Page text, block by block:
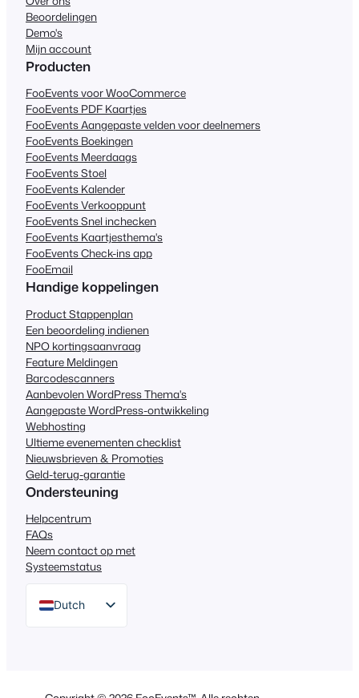
Beoordelingen
Demo's
Mijn account
Producten
FooEvents voor WooCommerce
FooEvents PDF Kaartjes
FooEvents Aangepaste velden voor deelnemers
FooEvents Boekingen
FooEvents Meerdaags
FooEvents Stoel
FooEvents Kalender
FooEvents Verkooppunt
FooEvents Snel inchecken
FooEvents Kaartjesthema's
FooEvents Check-ins app
FooEmail
Handige koppelingen
Product Stappenplan
Een beoordeling indienen
NPO kortingsaanvraag
Feature Meldingen
Barcodescanners
Aanbevolen WordPress Thema's
Aangepaste WordPress-ontwikkeling
Webhosting
Ultieme evenementen checklist
Nieuwsbrieven & Promoties
Geld-terug-garantie
Ondersteuning
Helpcentrum
FAQs
Neem contact op met
Systeemstatus
Dutch